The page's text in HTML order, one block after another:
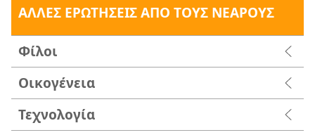
ΑΛΛΕΣ ΕΡΩΤΗΣΕΙΣ ΑΠΟ ΤΟΥΣ ΝΕΑΡΟΥΣ
Φίλοι
Οικογένεια
Τεχνολογία